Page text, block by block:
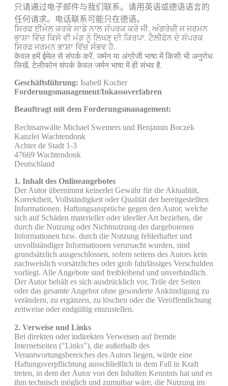
只请通过电子邮件与我们联系。请用英语或德语语言的
任何请求。 电话联系可能只在德语。
ਸਿਰਫ ਈਮੇਲ ਕਰਕੇ ਸਾਡੇ ਨਾਲ ਸੰਪਰਕ ਕਰੋ ਜੀ. ਅੰਗਰੇਜ਼ੀ ਜ ਜਰਮਨ
ਭਾਸ਼ਾ ਵਿੱਚ ਕਿਸੇ ਵੀ ਮੰਗ ਨੂੰ ਲਿਖਣ ਦੀ ਕਿਰਪਾ. ਟੈਲੀਫੋਨ ਦੇ ਸੰਪਰਕ
ਸਿਰਫ ਜਰਮਨ ਭਾਸ਼ਾ ਵਿੱਚ ਸੰਭਵ ਹੈ.
केवल हमें ईमेल से संपर्क करें. जर्मन या अंग्रेजी भाषा में किसी भी अनुरोध
लिखें. टेलीफोन संपर्क केवल जर्मन भाषा में ही संभव है.
Geschäftsführung: Isabell Kocher
Forderungsmanagement/Inkassoverfahren
Beauftragt mit dem Forderungsmanagement:
Rechtsanwälte Michael Swemers und Benjamin Boczek
Kanzlei Wachtendonk
Achter de Stadt 1-3
47669 Wachtendonk
Deutschland
1. Inhalt des Onlineangebotes
Der Autor übernimmt keinerlei Gewähr für die Aktualität,
Korrektheit, Vollständigkeit oder Qualität der bereitgestellten
Informationen. Haftungsansprüche gegen den Autor, welche
sich auf Schäden materieller oder ideeller Art beziehen, die
durch die Nutzung oder Nichtnutzung der dargebotenen
Informationen bzw. durch die Nutzung fehlerhafter und
unvollständiger Informationen verursacht wurden, sind
grundsätzlich ausgeschlossen, sofern seitens des Autors kein
nachweislich vorsätzliches oder grob fahrlässiges Verschulden
vorliegt. Alle Angebote sind freibleibend und unverbindlich.
Der Autor behält es sich ausdrücklich vor, Teile der Seiten
oder das gesamte Angebot ohne gesonderte Ankündigung zu
verändern, zu ergänzen, zu löschen oder die Veröffentlichung
zeitweise oder endgültig einzustellen.
2. Verweise und Links
Bei direkten oder indirekten Verweisen auf fremde
Internetseiten ("Links"), die außerhalb des
Verantwortungsbereiches des Autors liegen, würde eine
Haftungsverpflichtung ausschließlich in dem Fall in Kraft
treten, in dem der Autor von den Inhalten Kenntnis hat und es
ihm technisch möglich und zumutbar wäre, die Nutzung im